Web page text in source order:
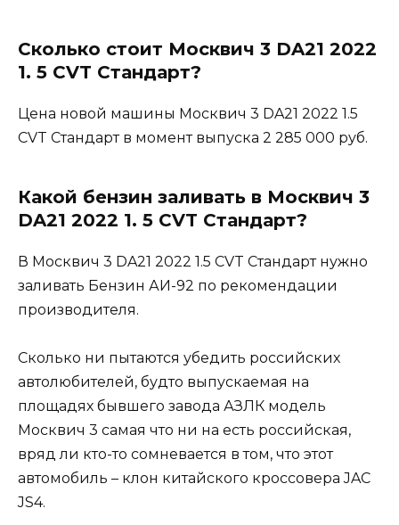
Сколько стоит Москвич 3 DA21 2022
1. 5 CVT Стандарт?
Цена новой машины Москвич 3 DA21 2022 1.5
CVT Стандарт в момент выпуска 2 285 000 руб.
Какой бензин заливать в Москвич 3
DA21 2022 1. 5 CVT Стандарт?
В Москвич 3 DA21 2022 1.5 CVT Стандарт нужно
заливать Бензин АИ-92 по рекомендации
производителя.
Сколько ни пытаются убедить российских
автолюбителей, будто выпускаемая на
площадях бывшего завода АЗЛК модель
Москвич 3 самая что ни на есть российская,
вряд ли кто-то сомневается в том, что этот
автомобиль – клон китайского кроссовера JAC
JS4.